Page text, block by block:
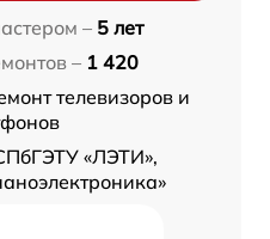
– 5 лет
– 1 420
телевизоров и
«ЛЭТИ»,